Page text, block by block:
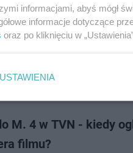
„Listy do M. 6” mogą
filmu wrócą dobrze znani
M. 4 w TVN - kiedy
filmu?
informacjami, abyś mógł
informacje dotyczące
oraz po kliknięciu w
USTAWIENIA